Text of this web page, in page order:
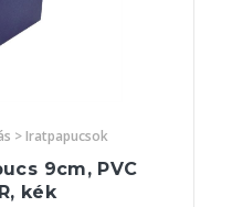
> Iratpapucsok
9cm, PVC
kék